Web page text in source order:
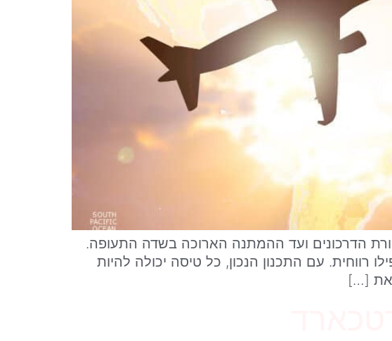
הדרכונים ועד ההמתנה הארוכה בשדה התעופה.
עם התכנון הנכון, כל טיסה יכולה להיות
את […]